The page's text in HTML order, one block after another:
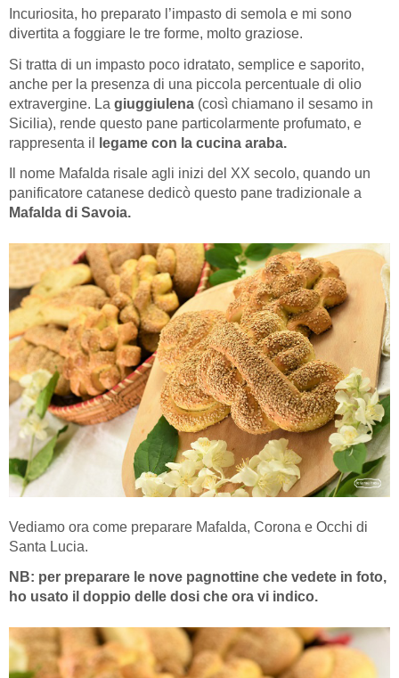
Incuriosita, ho preparato l’impasto di semola e mi sono
divertita a foggiare le tre forme, molto graziose.
Si tratta di un impasto poco idratato, semplice e saporito,
anche per la presenza di una piccola percentuale di olio
extravergine. La giuggiulena (così chiamano il sesamo in
Sicilia), rende questo pane particolarmente profumato, e
rappresenta il
legame con la cucina araba.
Il nome Mafalda risale agli inizi del XX secolo, quando un
panificatore catanese dedicò questo pane tradizionale a
Mafalda di Savoia.
Vediamo ora come preparare Mafalda, Corona e Occhi di
Santa Lucia.
NB: per preparare le nove pagnottine che vedete in foto,
ho usato il doppio delle dosi che ora vi indico.